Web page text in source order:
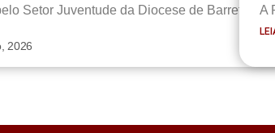
Setor Juventude da Diocese de Barretos.
2026
A